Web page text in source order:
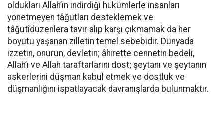
oldukları Allah’ın indirdiği hükümlerle insanları
yönetmeyen tâğutları desteklemek ve
tâğutîdüzenlera tavır alıp karşı çıkmamak da her
boyutu yaşanan zilletin temel sebebidir. Dünyada
izzetin, onurun, devletin; âhirette cennetin bedeli,
Allah’ı ve Allah taraftarlarını dost; şeytanı ve şeytanın
askerlerini düşman kabul etmek ve dostluk ve
düşmanlığını ispatlayacak davranışlarda bulunmaktır.